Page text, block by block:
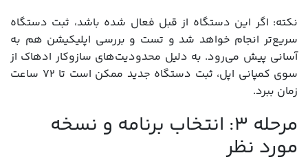
نکته: اگر این دستگاه از قبل فعال شده باشد، ثبت دستگاه
سریع‌تر انجام خواهد شد و تست و بررسی اپلیکیشن هم به
آسانی پیش می‌رود. به دلیل محدودیت‌های سازوکار ادهاک از
سوی کمپانی اپل، ثبت دستگاه جدید ممکن است تا 72 ساعت
زمان ببرد.
مرحله 3: انتخاب برنامه و نسخه
مورد نظر